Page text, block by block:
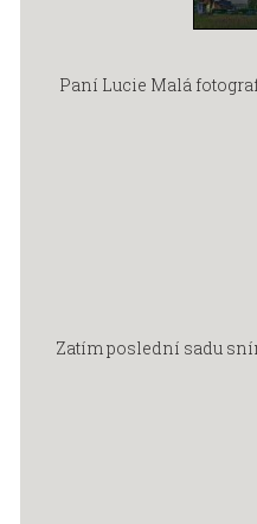
Paní Lucie Malá
Zatím poslední sadu